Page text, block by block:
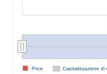
Capitalizzazione di
Price